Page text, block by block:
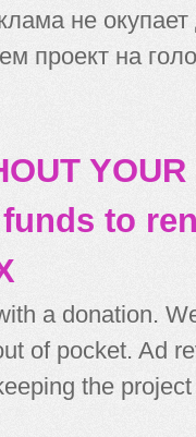
не
проект на
to
a donation.
of pocket. Ad
the